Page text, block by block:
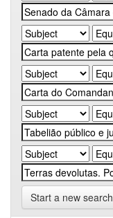
Start a new search